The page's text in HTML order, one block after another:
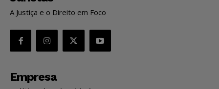
A Justiça e o Direito em Foco
Empresa